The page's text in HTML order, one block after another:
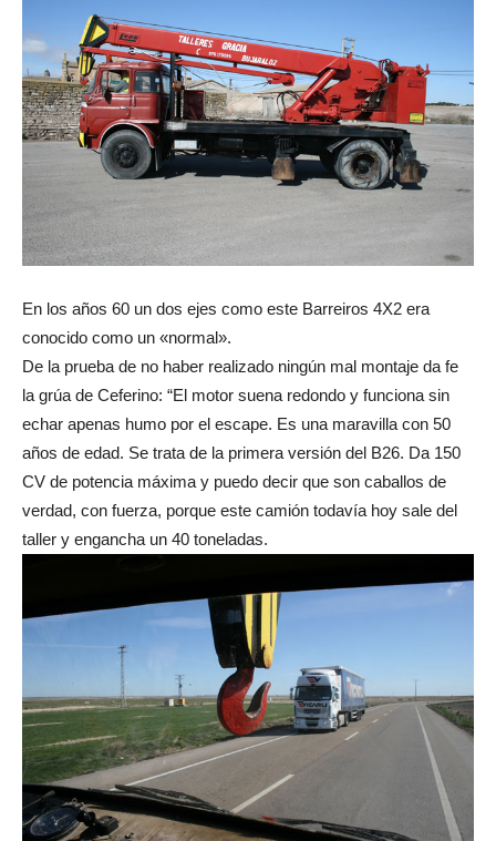
En los años 60 un dos ejes como este Barreiros 4X2 era
conocido como un «normal».
De la prueba de no haber realizado ningún mal montaje da fe
la grúa de Ceferino: “El motor suena redondo y funciona sin
echar apenas humo por el escape. Es una maravilla con 50
años de edad. Se trata de la primera versión del B26. Da 150
CV de potencia máxima y puedo decir que son caballos de
verdad, con fuerza, porque este camión todavía hoy sale del
taller y engancha un 40 toneladas.